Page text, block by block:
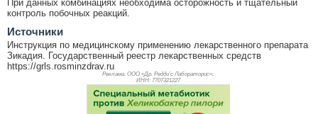
При данных комбинациях необходима осторожность и тщательный
контроль побочных реакций.
Источники
Инструкция по медицинскому применению лекарственного препарата
Зикадия. Государственный реестр лекарственных средств
https://grls.rosminzdrav.ru
Реклама. ООО «Др. Редди’с Лабораторис»,
ИНН: 7707321227